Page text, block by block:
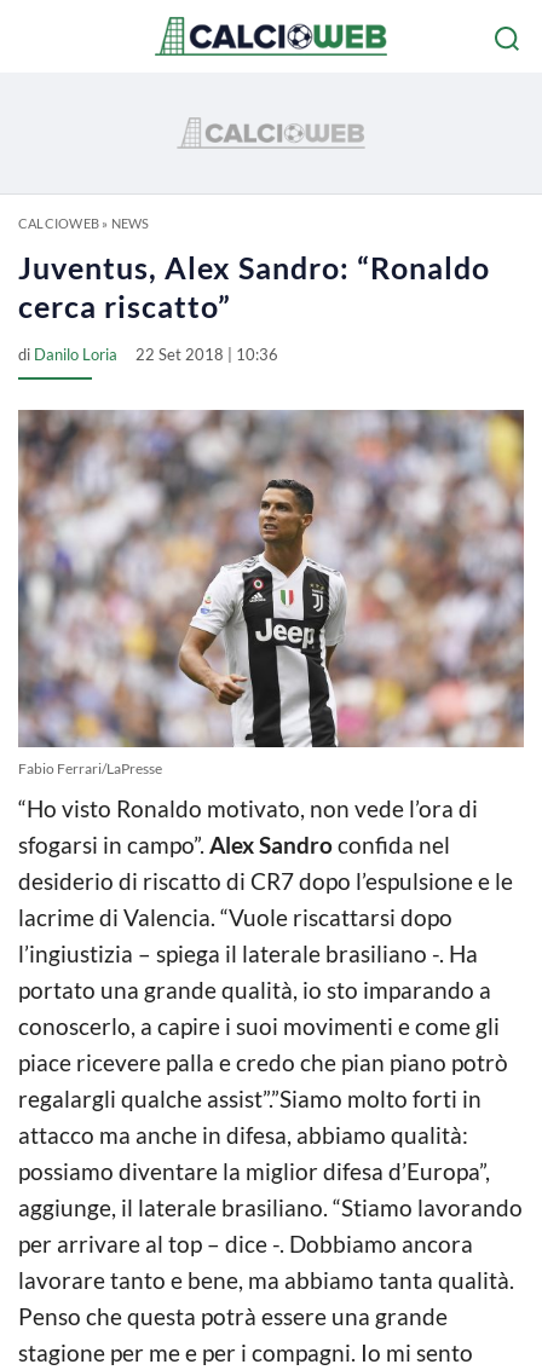
CALCIOWEB» NEWS
Juventus, Alex Sandro: “Ronaldo
cerca riscatto”
di Danilo Loria 22 Set 2018 | 10:36
Fabio Ferrari/LaPresse
“Ho visto Ronaldo motivato, non vede l’ora di
sfogarsi in campo”. Alex Sandroconfida nel
desiderio di riscatto di CR7 dopo l’espulsione e le
lacrime di Valencia. “Vuole riscattarsi dopo
l’ingiustizia – spiega il laterale brasiliano -. Ha
portato una grande qualità, io sto imparando a
conoscerlo, a capire i suoi movimenti e come gli
piace ricevere palla e credo che pian piano potrò
regalargli qualche assist”.”Siamo molto forti in
attacco ma anche in difesa, abbiamo qualità:
possiamo diventare la miglior difesa d’Europa”,
aggiunge, il laterale brasiliano. “Stiamo lavorando
per arrivare al top – dice -. Dobbiamo ancora
lavorare tanto e bene, ma abbiamo tanta qualità.
Penso che questa potrà essere una grande
stagione per me e per i compagni. Io mi sento